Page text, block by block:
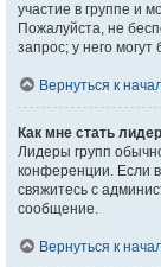
участие в группе и
Пожалуйста, не
запрос; у него
Вернуться к
Как мне стать
Лидеры групп
конференции. Если
свяжитесь с
сообщение.
Вернуться к